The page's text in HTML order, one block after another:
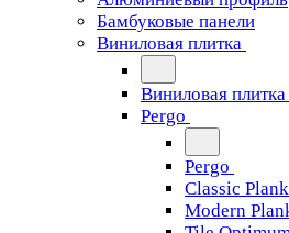
Бамбуковые панели
Виниловая плитка
Виниловая плитка
Pergo
Pergo
Classic
Modern